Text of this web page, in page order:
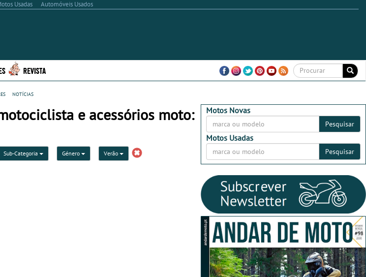
Usadas Automóveis Usados
REVISTA
notícias
e acessórios moto:
Sub-Categoria Género Verão
Motos Novas
Pesquisar
Motos Usadas
Pesquisar